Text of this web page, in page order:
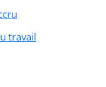
travail